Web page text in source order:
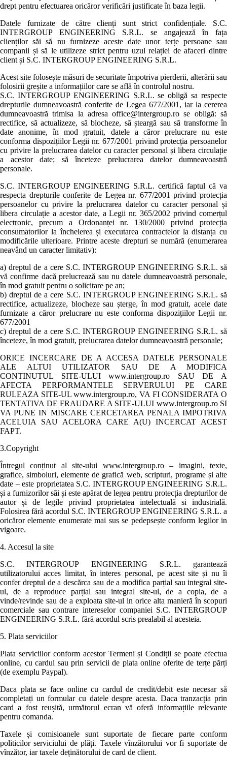
drept pentru efectuarea oricăror verificări justificate în baza legii.
Datele furnizate de către clienți sunt strict confidențiale. S.C.
INTERGROUP ENGINEERING S.R.L. se angajează în fața
clienților săi să nu furnizeze aceste date unor terțe persoane sau
companii și să le utilizeze strict pentru uzul relației de afaceri dintre
client și S.C. INTERGROUP ENGINEERING S.R.L.
Acest site folosește măsuri de securitate împotriva pierderii, alterării sau
folosirii greșite a informațiilor care se află în controlul nostru.
S.C. INTERGROUP ENGINEERING S.R.L. se obligă sa respecte
drepturile dumneavoastră conferite de Legea 677/2001, iar la cererea
dumneavoastră trimisa la adresa office@intergroup.ro se obligă: să
rectifice, să actualizeze, să blocheze, să șteargă sau să transforme în
date anonime, în mod gratuit, datele a căror prelucrare nu este
conforma dispozițiilor Legii nr. 677/2001 privind protecția persoanelor
cu privire la prelucrarea datelor cu caracter personal și libera circulație
a acestor date; să înceteze prelucrarea datelor dumneavoastră
personale.
S.C. INTERGROUP ENGINEERING S.R.L. certifică faptul că va
respecta drepturile conferite de Legea nr. 677/2001 privind protecția
persoanelor cu privire la prelucrarea datelor cu caracter personal și
libera circulație a acestor date, a Legii nr. 365/2002 privind comerțul
electronic, precum a Ordonanței nr. 130/2000 privind protecția
consumatorilor la încheierea și executarea contractelor la distanța cu
modificările ulterioare. Printre aceste drepturi se numără (enumerarea
neavând un caracter limitativ):
a) dreptul de a cere S.C. INTERGROUP ENGINEERING S.R.L. să
vă confirme dacă prelucrează sau nu datele dumneavoastră personale,
în mod gratuit pentru o solicitare pe an;
b) dreptul de a cere S.C. INTERGROUP ENGINEERING S.R.L. să
rectifice, actualizeze, blocheze sau șterge, în mod gratuit, acele date
furnizate a căror prelucrare nu este conforma dispozițiilor Legii nr.
677/2001
c) dreptul de a cere S.C. INTERGROUP ENGINEERING S.R.L. să
înceteze, în mod gratuit, prelucrarea datelor dumneavoastră personale;
ORICE INCERCARE DE A ACCESA DATELE PERSONALE
ALE ALTUI UTILIZATOR SAU DE A MODIFICA
CONTINUTUL SITE-ULUI www.intergroup.ro SAU DE A
AFECTA PERFORMANTELE SERVERULUI PE CARE
RULEAZA SITE-UL www.intergroup.ro, VA FI CONSIDERATA O
TENTATIVA DE FRAUDARE A SITE-ULUI www.intergroup.ro SI
VA PUNE IN MISCARE CERCETAREA PENALA IMPOTRIVA
ACELUIA SAU ACELORA CARE A(U) INCERCAT ACEST
FAPT.
3.Copyright
Întregul conținut al site-ului www.intergroup.ro – imagini, texte,
grafice, simboluri, elemente de grafică web, scripturi, programe și alte
date – este proprietatea S.C. INTERGROUP ENGINEERING S.R.L.
și a furnizorilor săi și este apărat de legea pentru protecția drepturilor de
autor și de legile privind proprietatea intelectuală si industrială.
Folosirea fără acordul S.C. INTERGROUP ENGINEERING S.R.L. a
oricăror elemente enumerate mai sus se pedepsește conform legilor in
vigoare.
4. Accesul la site
S.C. INTERGROUP ENGINEERING S.R.L. garantează
utilizatorului acces limitat, în interes personal, pe acest site și nu îi
confer dreptul de a descărca sau de a modifica parțial sau integral site-
ul, de a reproduce parțial sau integral site-ul, de a copia, de a
vinde/revinde sau de a exploata site-ul in orice alta manieră în scopuri
comerciale sau contrare intereselor companiei S.C. INTERGROUP
ENGINEERING S.R.L. fără acordul scris prealabil al acesteia.
5. Plata serviciilor
Plata serviciilor conform acestor Termeni și Condiții se poate efectua
online, cu cardul sau prin servicii de plata online oferite de terțe părți
(de exemplu Paypal).
Daca plata se face online cu cardul de credit/debit este necesar să
completați un formular cu datele despre acesta. Daca tranzacția prin
card a fost reușită, următorul ecran vă oferă informațiile relevante
pentru comanda.
Taxele și comisioanele sunt suportate de fiecare parte conform
politicilor serviciului de plăți. Taxele vînzătorului vor fi suportate de
vînzător, iar taxele deținătorului de card de client.